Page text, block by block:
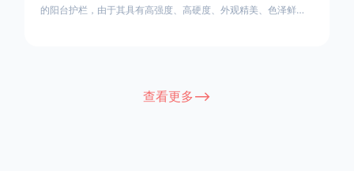
的阳台护栏，由于其具有高强度、高硬度、外观精美、色泽鲜艳
或者咨询厂家客服以获取更准确的信息。
查看更多-->